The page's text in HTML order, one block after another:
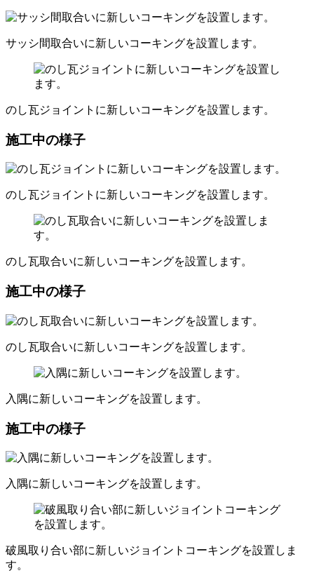
サッシ間取合いに新しいコーキングを設置します。
のし瓦ジョイントに新しいコーキングを設置します。
施工中の様子
のし瓦ジョイントに新しいコーキングを設置します。
のし瓦取合いに新しいコーキングを設置します。
施工中の様子
のし瓦取合いに新しいコーキングを設置します。
入隅に新しいコーキングを設置します。
施工中の様子
入隅に新しいコーキングを設置します。
破風取り合い部に新しいジョイントコーキングを設置しま
す。